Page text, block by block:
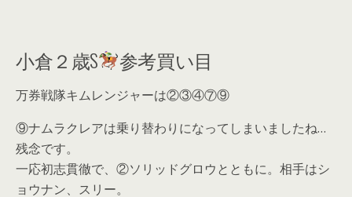
小倉２歳S 参考買い目
万券戦隊キムレンジャーは②③④⑦⑨
⑨ナムラクレアは乗り替わりになってしまいましたね…
残念です。
一応初志貫徹で、②ソリッドグロウとともに。相手はシ
ョウナン、スリー。